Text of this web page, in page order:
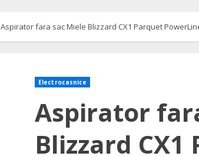
Aspirator fara sac Miele Blizzard CX1 Parquet
Electrocasnice
Aspirator
Blizzard CX1